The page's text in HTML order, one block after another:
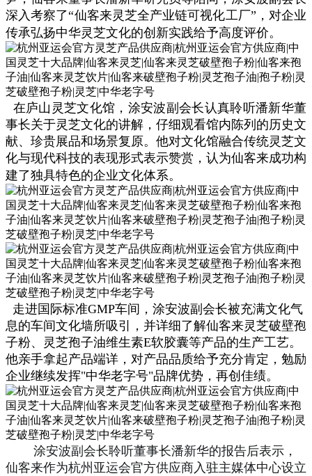
深入考察了“仙客来灵芝全产业链可视化工厂”，对企业
传承弘扬中华灵芝文化的创新实践给予高度评价。
在庐山灵芝文化馆，涂安波副会长认真聆听潘新华董
事长关于灵芝文化的讲解，仔细观看馆内陈列的历史文
献、珍贵展品和场景复原。他对文化馆融合传统灵芝文
化与现代科技的表现形式表示赞赏，认为仙客来成功构
建了独具特色的企业文化体系。
走进国际标准GMP车间，涂安波副会长被充满文化气
息的车间文化墙所吸引，并详细了解仙客来灵芝破壁孢
子粉、灵芝孢子油维生素E软胶囊等产品的生产工艺。
他亲手拿起产品端详，对产品品质给予充分肯定，勉励
企业继续发挥"中华老字号"品牌优势，再创佳绩。
涂安波副会长聆听董事长潘新华的报告后表示，
仙客来作为杭州亚运会官方供应商入驻主媒体中心设立